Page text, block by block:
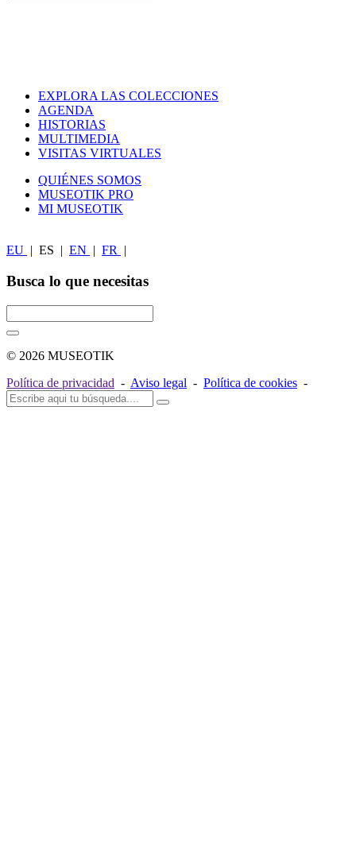
EXPLORA LAS COLECCIONES
AGENDA
HISTORIAS
MULTIMEDIA
VISITAS VIRTUALES
QUIÉNES SOMOS
MUSEOTIK PRO
MI MUSEOTIK
EU | ES | EN | FR |
Busca lo que necesitas
© 2026 MUSEOTIK
Política de privacidad - Aviso legal - Política de cookies -